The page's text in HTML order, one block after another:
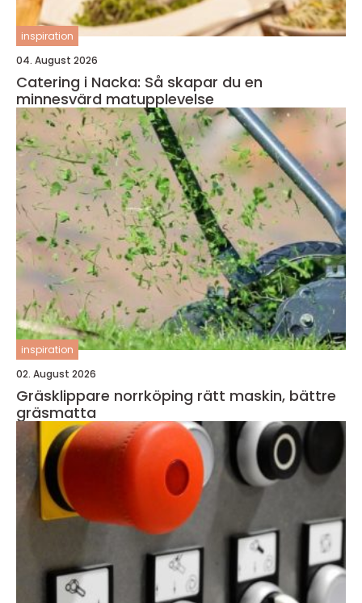
inspiration
04. August 2026
Catering i Nacka: Så skapar du en
minnesvärd matupplevelse
inspiration
02. August 2026
Gräsklippare norrköping rätt maskin, bättre
gräsmatta